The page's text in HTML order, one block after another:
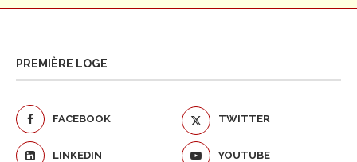
PREMIÈRE LOGE
FACEBOOK TWITTER
LINKEDIN YOUTUBE